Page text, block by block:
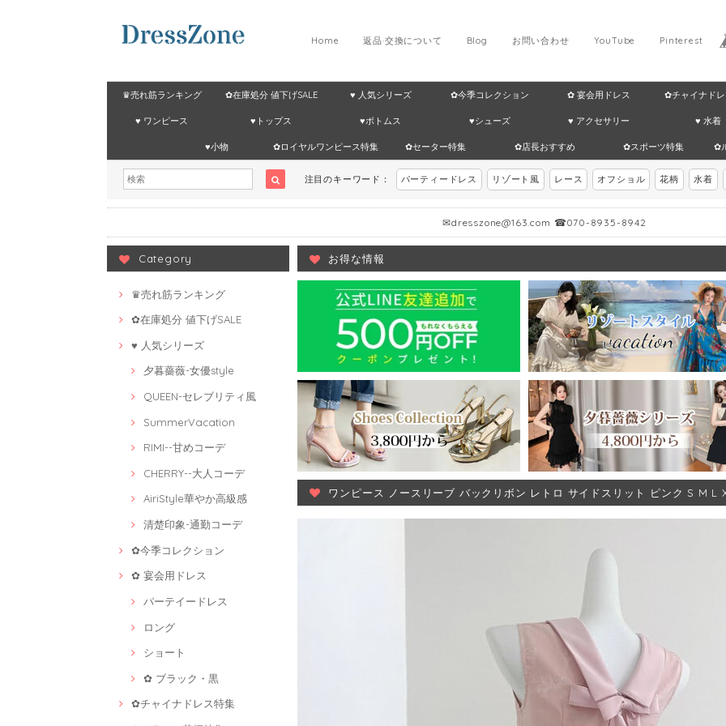
Pinterest
YouTube
お問い合わせ
Blog
返品·交換について
Home
♛売れ筋ランキング ✿在庫処分 値下げSALE ♥ 人気シリーズ ✿今季コレクション ✿ 宴会用ドレス ✿チャイナド
♥ ワンピース ♥トップス ♥ボトムス ♥シューズ ♥ アクセサリー ♥ 水着
♥小物 ✿ロイヤルワンピース特集 ✿セーター特集 ✿店長おすすめ ✿スポーツ特集 ✿
注目のキーワード： パーティードレス リゾート風 レース オフショル 花柄 水着
✉dresszone@163.com ☎070-8935-8942
Category
♛売れ筋ランキング
✿在庫処分 値下げSALE
♥ 人気シリーズ
夕暮薔薇-女優style
QUEEN-セレブリティ風
SummerVacation
RIMI--甘めコーデ
CHERRY--大人コーデ
AiriStyle華やか高級感
清楚印象-通勤コーデ
✿今季コレクション
✿ 宴会用ドレス
パーテイードレス
ロング
ショート
✿ ブラック・黒
✿チャイナドレス特集
お得な情報
ワンピース ノースリーブ バックリボン レトロ サイドスリット ピンク S M L